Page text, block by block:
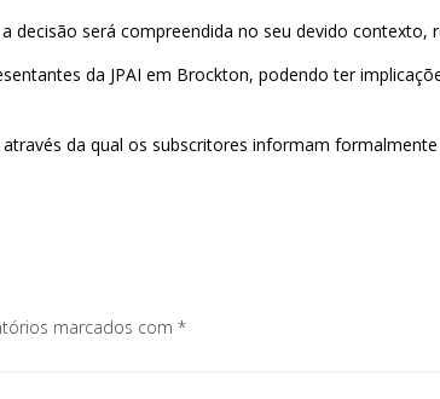
decisão será compreendida no seu devido
da JPAI em Brockton, podendo ter
da qual os subscritores informam
marcados com *